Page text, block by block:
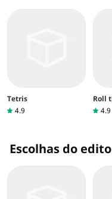
Tetris
4.9
Roll
puzzle
4.9
Escolhas do